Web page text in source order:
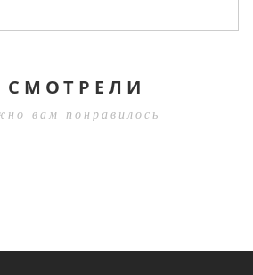
СМОТРЕЛИ
вам понравилось